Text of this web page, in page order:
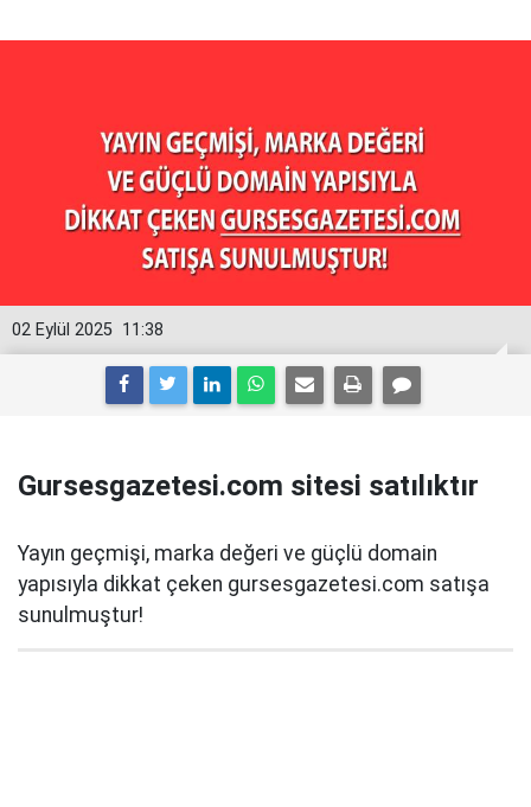
11:38
02 Eylül 2025
Gursesgazetesi.com sitesi satılıktır
Yayın geçmişi, marka değeri ve güçlü domain
yapısıyla dikkat çeken gursesgazetesi.com satışa
sunulmuştur!